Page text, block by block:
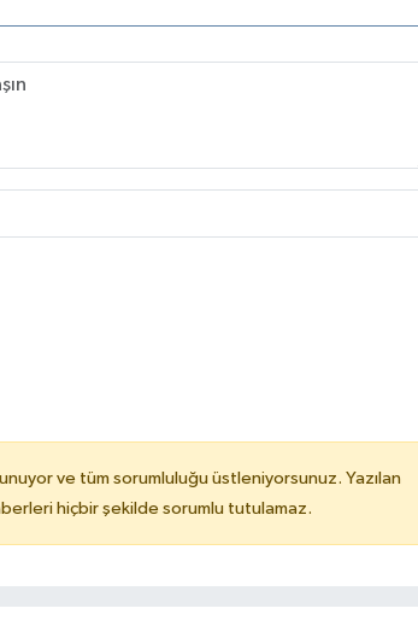
ve tüm sorumluluğu üstleniyorsunuz. Yazılan
hiçbir şekilde sorumlu tutulamaz.